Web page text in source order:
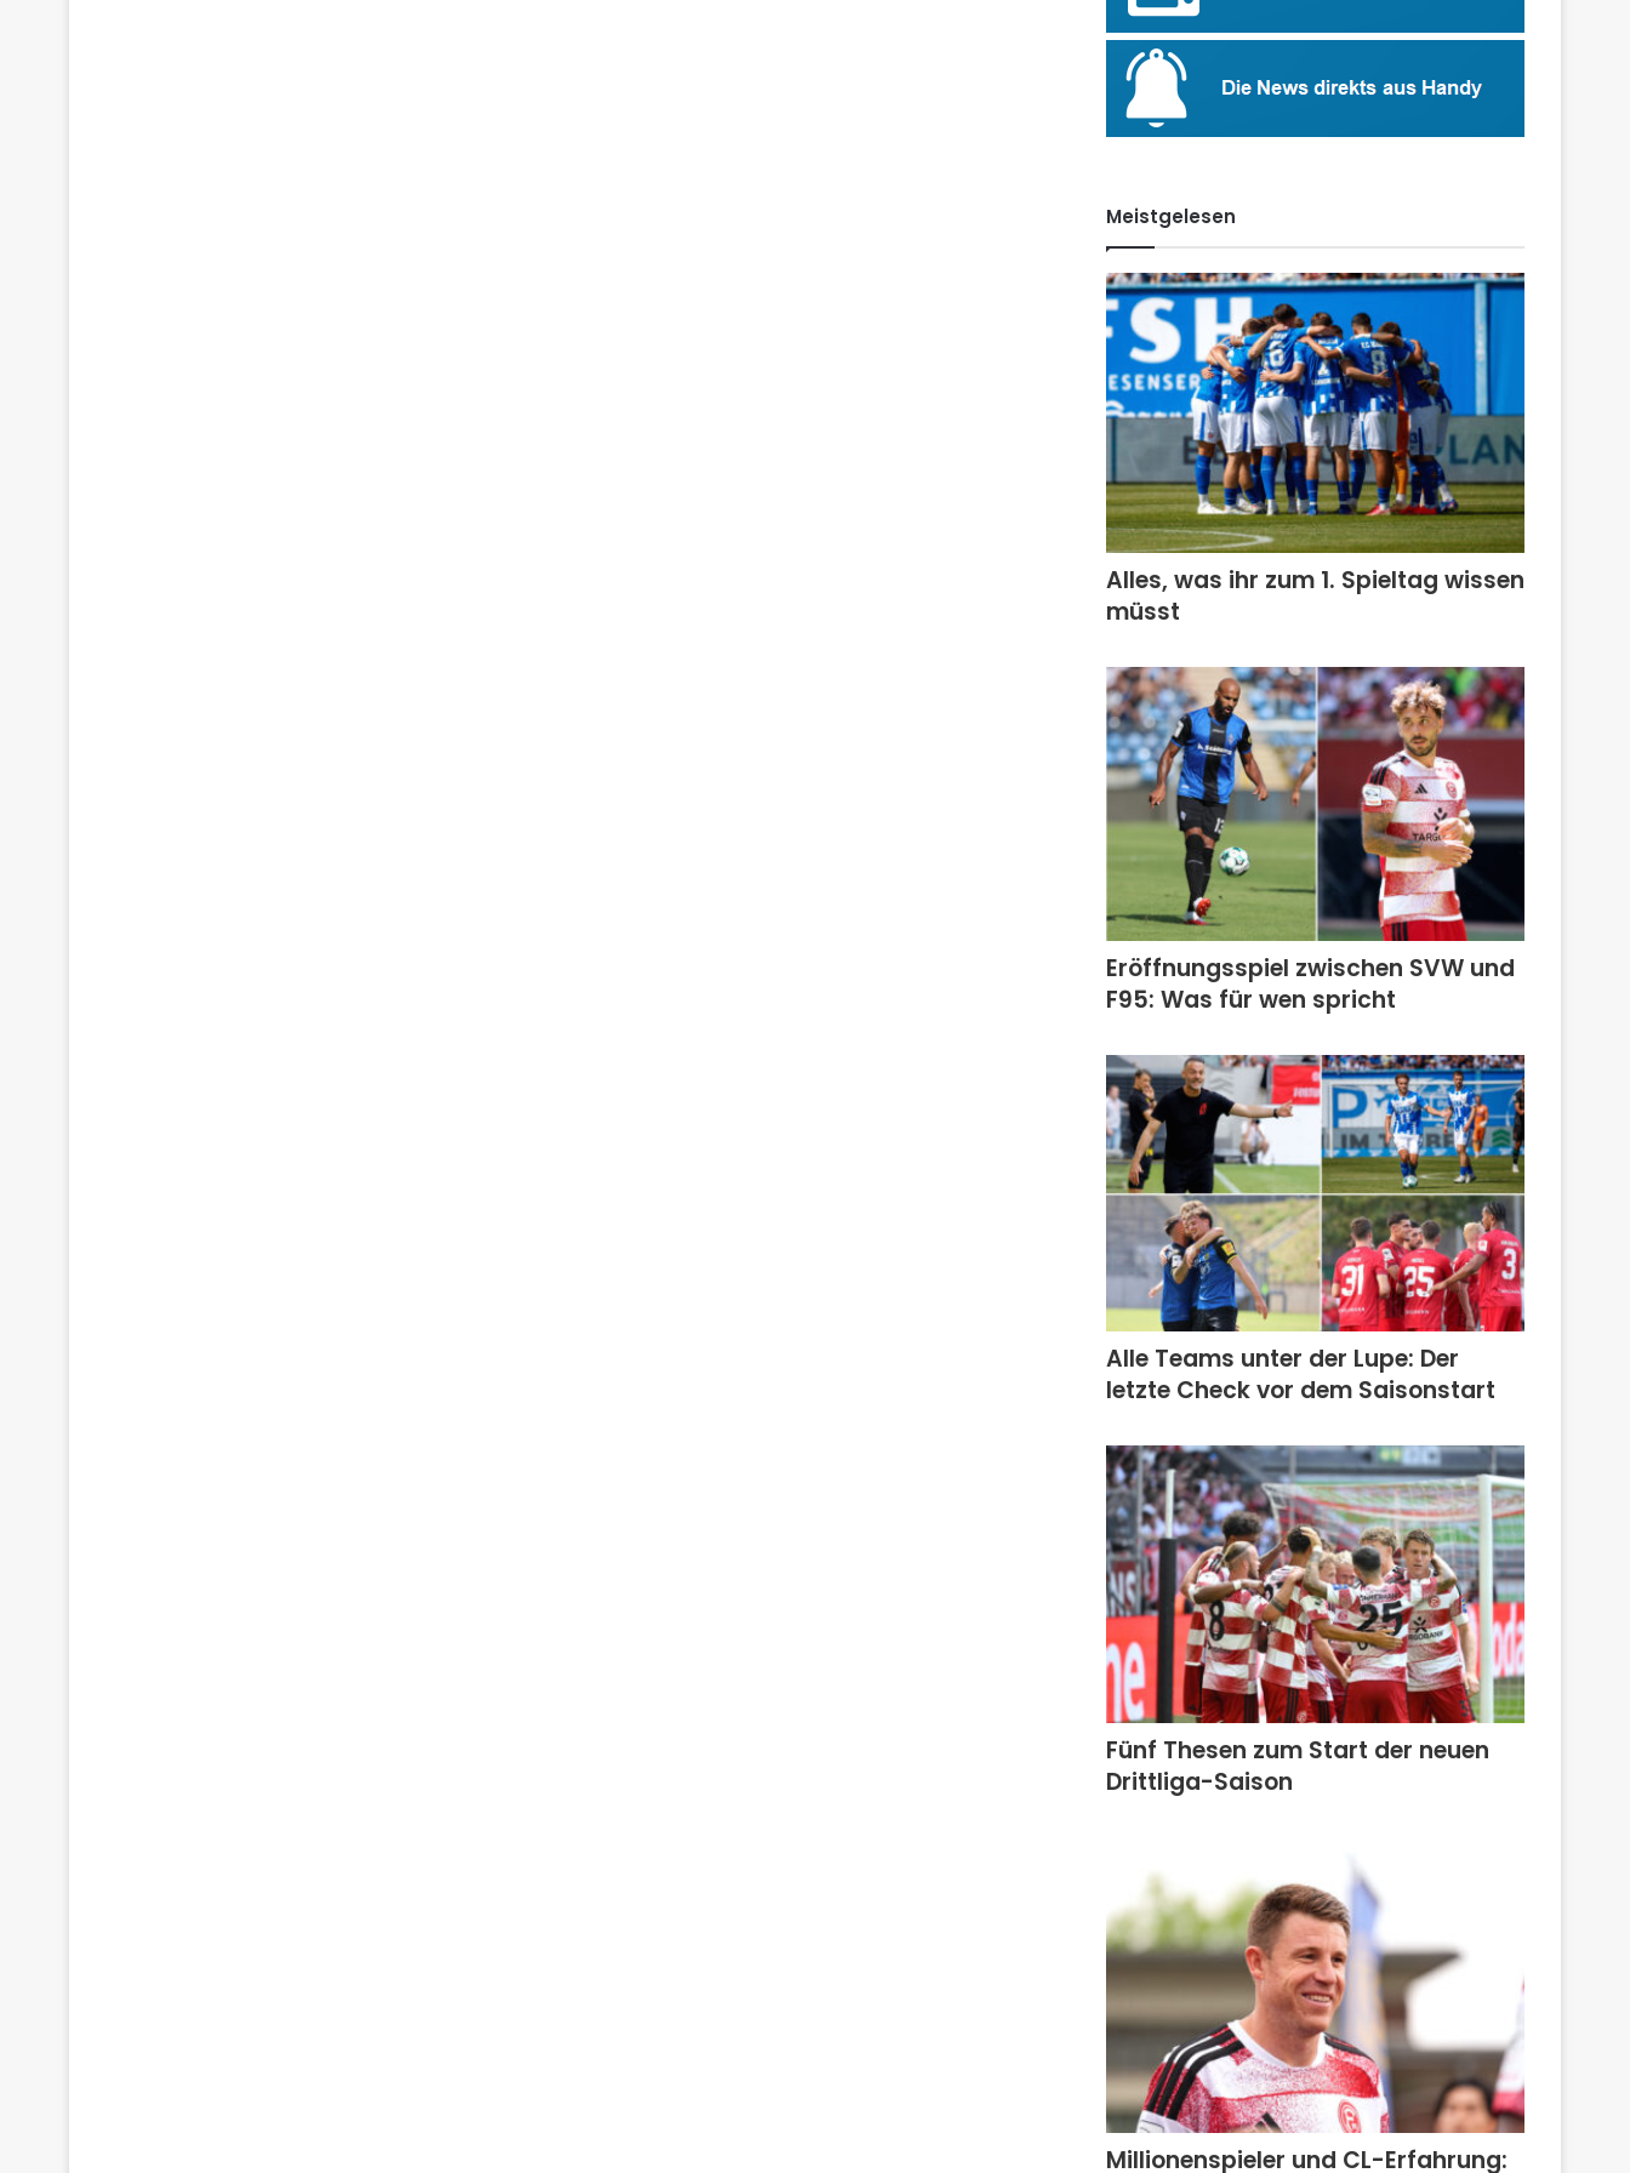
Meistgelesen
Alles, was ihr zum 1. Spieltag wissen
müsst
Eröffnungsspiel zwischen SVW und
F95: Was für wen spricht
Alle Teams unter der Lupe: Der
letzte Check vor dem Saisonstart
Fünf Thesen zum Start der neuen
Drittliga-Saison
Millionenspieler und CL-Erfahrung: